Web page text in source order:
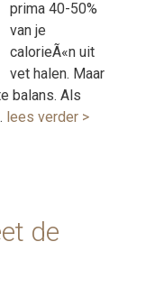
prima 40-50%
van je
calorieÃ«n uit
vet halen. Maar
balans. Als
lees verder >
de